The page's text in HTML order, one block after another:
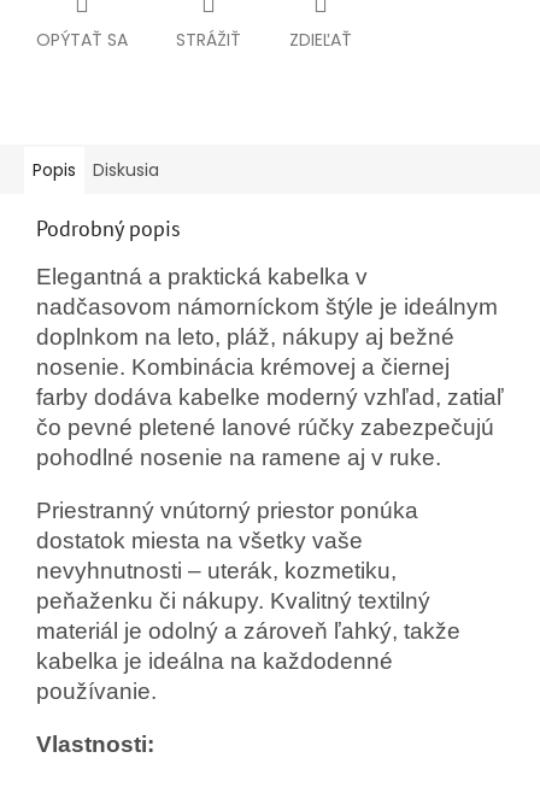
OPÝTAŤ SA STRÁŽIŤ ZDIEĽAŤ
Popis Diskusia
Podrobný popis
Elegantná a praktická kabelka v
nadčasovom námorníckom štýle je ideálnym
doplnkom na leto, pláž, nákupy aj bežné
nosenie. Kombinácia krémovej a čiernej
farby dodáva kabelke moderný vzhľad, zatiaľ
čo pevné pletené lanové rúčky zabezpečujú
pohodlné nosenie na ramene aj v ruke.
Priestranný vnútorný priestor ponúka
dostatok miesta na všetky vaše
nevyhnutnosti – uterák, kozmetiku,
peňaženku či nákupy. Kvalitný textilný
materiál je odolný a zároveň ľahký, takže
kabelka je ideálna na každodenné
používanie.
Vlastnosti: